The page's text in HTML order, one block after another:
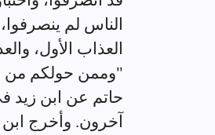
الناس لم
العذاب الأول،
"وممن حولكم من
حاتم عن ابن زيد
آخرون. وأخرج ابن